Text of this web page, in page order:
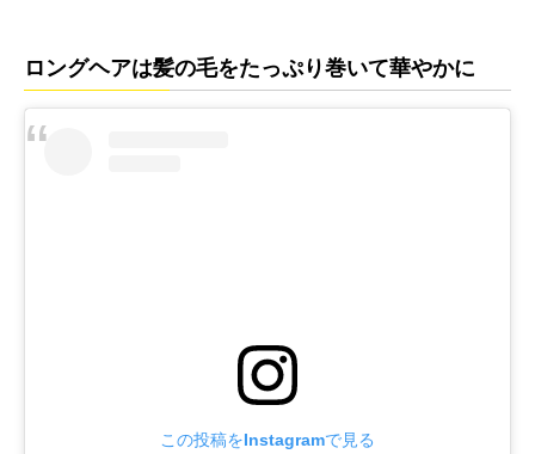
ロングヘアは髪の毛をたっぷり巻いて華やかに
この投稿をInstagramで見る